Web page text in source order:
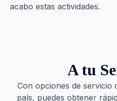
acabo estas actividades.​
A tu
Con opciones de servicio
país, puedes obtener